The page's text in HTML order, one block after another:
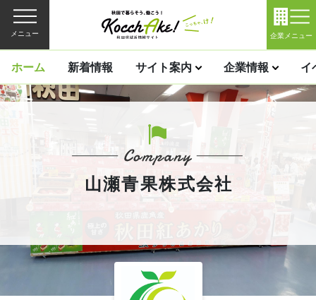
メニュー 企業メニュー
ホーム 新着情報 サイト案内 企業情報 イ
山瀬青果株式会社